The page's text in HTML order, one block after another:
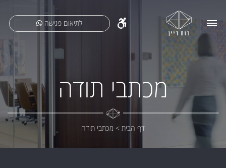
לתיאום פגישה
מכתבי תודה
דף הבית > מכתבי תודה